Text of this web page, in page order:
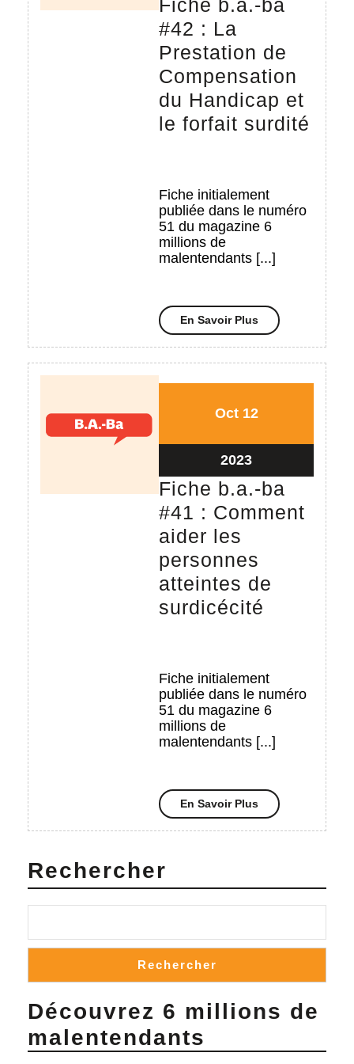
Fiche b.a.-ba
#42 : La
Prestation de
Compensation
du Handicap et
le forfait surdité
b.a.-
ba
#42
La
de
du
et
le
Fiche initialement
publiée dans le numéro
51 du magazine 6
millions de
malentendants [...]
En Savoir PlusEn
Savoir
Oct12/10/2023
1212/10/2023
202312/10/2023
Fiche b.a.-ba
#41 : Comment
aider les
personnes
atteintes de
surdicécité
#41
:
Comment
aider
atteintes
Fiche initialement
publiée dans le numéro
51 du magazine 6
millions de
malentendants [...]
En Savoir PlusEn
Savoir
Rechercher
Rechercher
Découvrez 6 millions de
malentendants